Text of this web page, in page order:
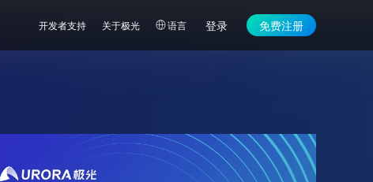
开发者支持 关于极光 语言 登录 免费注册